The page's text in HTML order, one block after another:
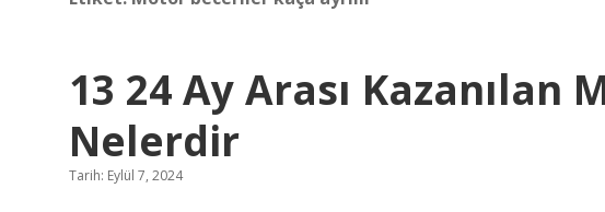
13 24 Ay Arası
Nelerdir
Tarih: Eylül 7, 2024